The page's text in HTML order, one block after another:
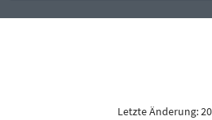
Letzte Änderung: